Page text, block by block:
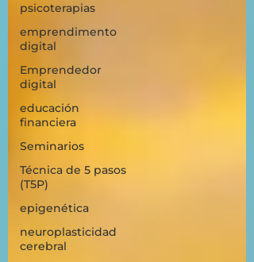
psicoterapias
emprendimento
digital
Emprendedor
digital
educación
financiera
Seminarios
Técnica de 5 pasos
(T5P)
epigenética
neuroplasticidad
cerebral